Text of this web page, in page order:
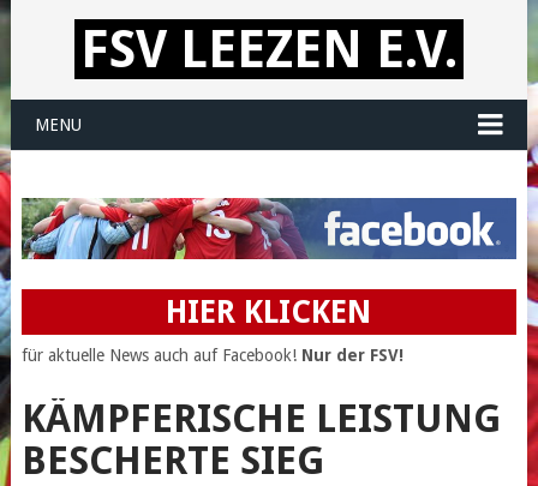
FSV LEEZEN E.V.
MENU
HIER KLICKEN
für aktuelle News auch auf Facebook! Nur der FSV!
KÄMPFERISCHE LEISTUNG
BESCHERTE SIEG